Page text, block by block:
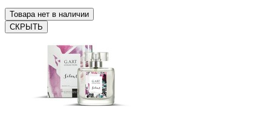
Товара нет в наличии
СКРЫТЬ